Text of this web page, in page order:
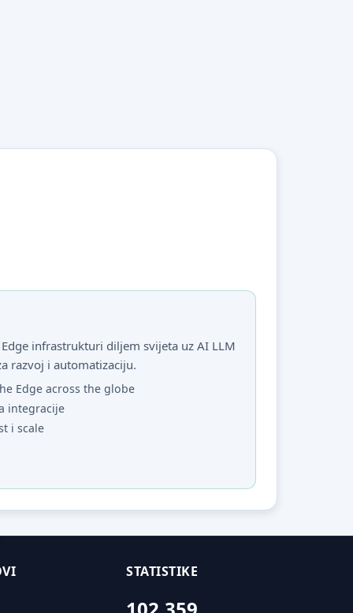
infrastrukturi diljem svijeta uz AI LLM
razvoj i automatizaciju.
Edge across the globe
integracije
i scale
STATISTIKE